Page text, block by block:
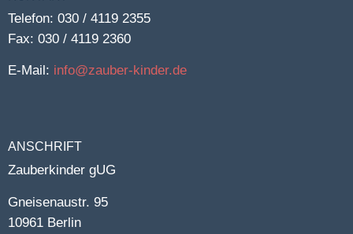
Telefon: 030 / 4119 2355
Fax: 030 / 4119 2360
E-Mail: info@zauber-kinder.de
ANSCHRIFT
Zauberkinder gUG
Gneisenaustr. 95
10961 Berlin